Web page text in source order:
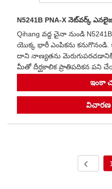
N5241B PNA-X నెట్‌వర్క్
Qihang వద్ద చైనా నుండి
యొక్క భారీ ఎంపికను కనుగొనండి.
దాని నాణ్యతను మెరుగుపరచడానికి
మీతో దీర్ఘకాలిక ప్రాతిపదికన పని
ఇంకా
విచారణ